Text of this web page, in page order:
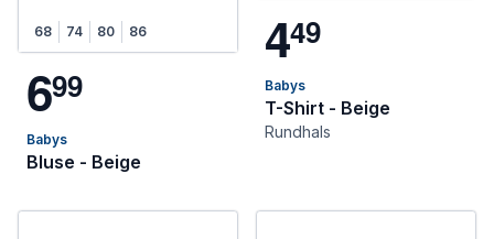
68 74 80 86
699
Babys
Bluse - Beige
449
Babys
T-Shirt - Beige
Rundhals